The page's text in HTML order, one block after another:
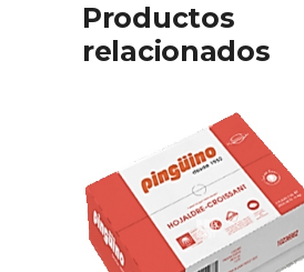
Productos
relacionados